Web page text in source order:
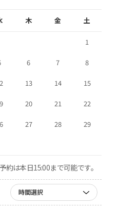
木 金 土
1
6 7 8
13 14 15
20 21 22
27 28 29
約は本日15:00まで可能です。
時間選択